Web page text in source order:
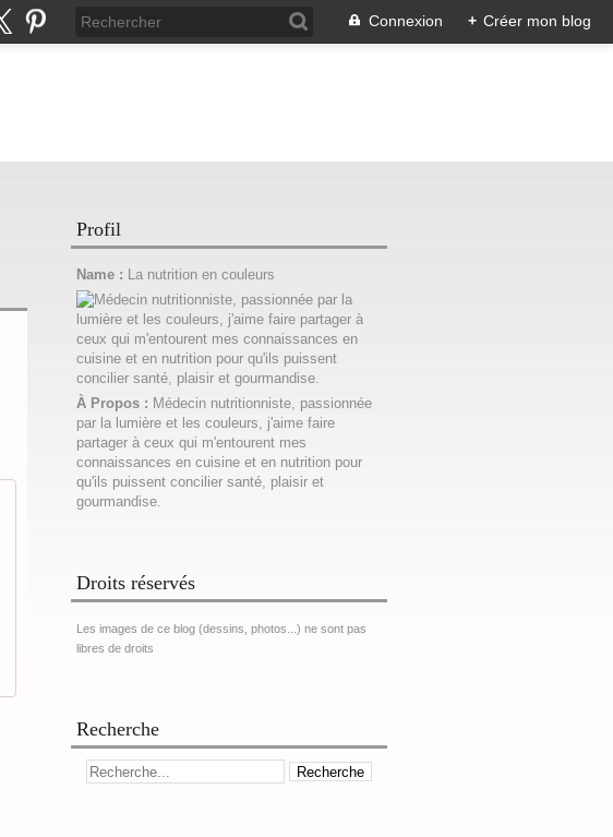
Connexion + Créer mon blog
Profil
Name : La nutrition en couleurs
À Propos : Médecin nutritionniste, passionnée
par la lumière et les couleurs, j'aime faire
partager à ceux qui m'entourent mes
connaissances en cuisine et en nutrition pour
qu'ils puissent concilier santé, plaisir et
gourmandise.
Droits réservés
Les images de ce blog (dessins, photos...) ne sont pas
libres de droits
Recherche